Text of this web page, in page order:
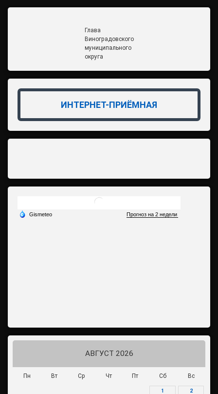
Глава
Виноградовского
муниципального
округа
ИНТЕРНЕТ-ПРИЁМНАЯ
АВГУСТ 2026
Пн Вт Ср Чт Пт Сб Вс
1 2